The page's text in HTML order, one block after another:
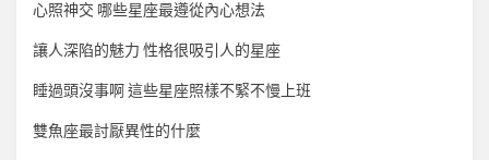
心照神交 哪些星座最遵從內心想法
讓人深陷的魅力 性格很吸引人的星座
睡過頭沒事啊 這些星座照樣不緊不慢上班
雙魚座最討厭異性的什麼